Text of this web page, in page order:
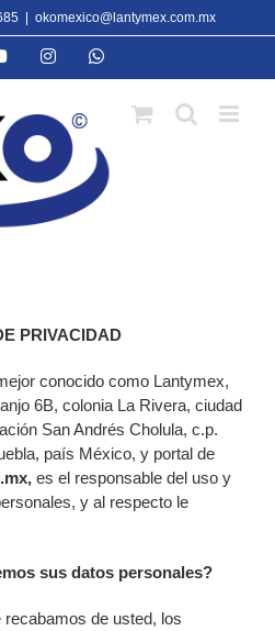
okomexico@lantymex.com.mx
YouTubeInstagramWhatsApp
PRIVACIDAD
conocido como Lantymex,
6B, colonia La Rivera, ciudad
San Andrés Cholula, c.p.
país México, y portal de
es el responsable del uso y
y al respecto le
sus datos personales?
de usted, los